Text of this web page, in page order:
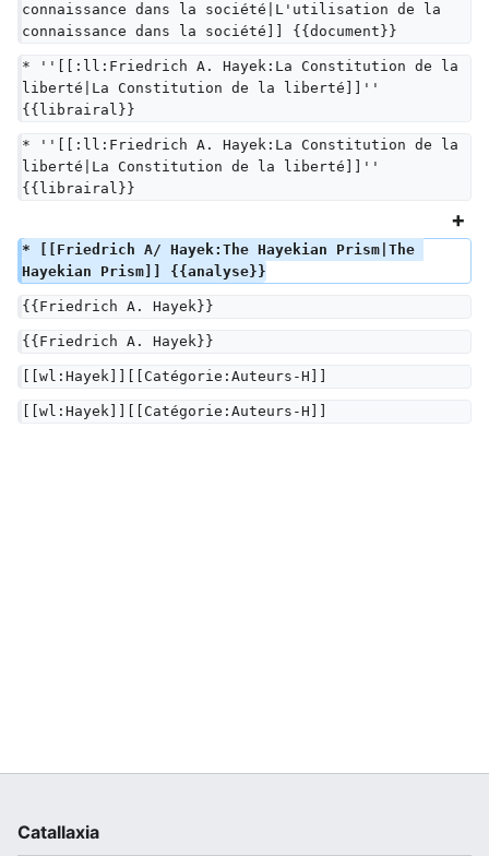
connaissance dans la société|L'utilisation de la
connaissance dans la société]] {{document}}
* ''[[:ll:Friedrich A. Hayek:La Constitution de la
liberté|La Constitution de la liberté]]''
{{librairal}}
* ''[[:ll:Friedrich A. Hayek:La Constitution de la
liberté|La Constitution de la liberté]]''
{{librairal}}
* [[Friedrich A/ Hayek:The Hayekian Prism|The
Hayekian Prism]] {{analyse}}
{{Friedrich A. Hayek}}
{{Friedrich A. Hayek}}
[[wl:Hayek]][[Catégorie:Auteurs-H]]
[[wl:Hayek]][[Catégorie:Auteurs-H]]
Catallaxia